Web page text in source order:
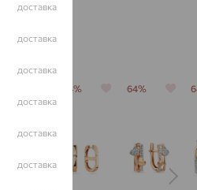
64% 64%
доставка
доставка
доставка
доставка
доставка
доставка